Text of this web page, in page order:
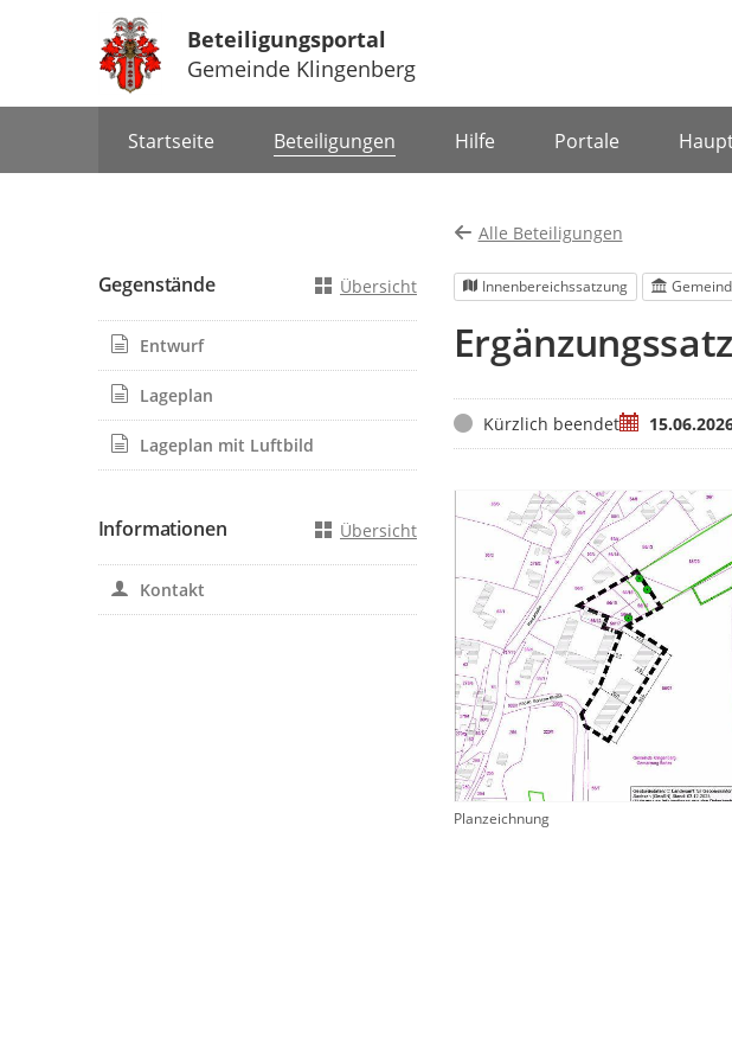
Beteiligungsportal
Gemeinde Klingenberg
Startseite Beteiligungen Hilfe Portale
Alle Beteiligungen
Innenbereichssatzung
StatusKürzlich beendetZeitraum
Planzeichnung
Gegenstände Übersicht
Entwurf
Lageplan
Lageplan mit Luftbild
Informationen Übersicht
Kontakt